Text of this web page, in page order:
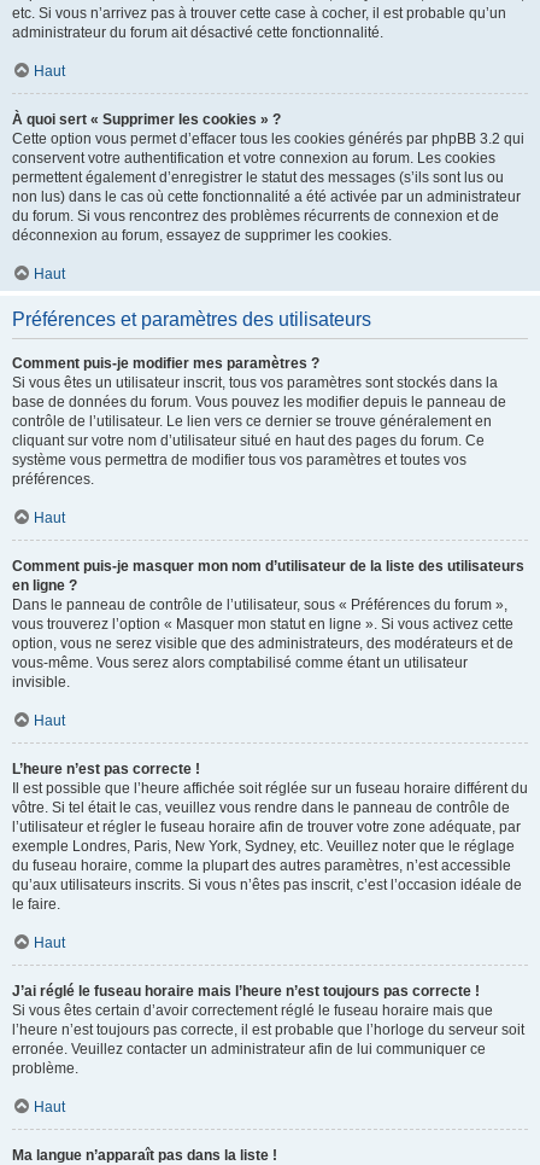
etc. Si vous n’arrivez pas à trouver cette case à cocher, il est probable qu’un
administrateur du forum ait désactivé cette fonctionnalité.
Haut
À quoi sert « Supprimer les cookies » ?
Cette option vous permet d’effacer tous les cookies générés par phpBB 3.2 qui
conservent votre authentification et votre connexion au forum. Les cookies
permettent également d’enregistrer le statut des messages (s’ils sont lus ou
non lus) dans le cas où cette fonctionnalité a été activée par un administrateur
du forum. Si vous rencontrez des problèmes récurrents de connexion et de
déconnexion au forum, essayez de supprimer les cookies.
Haut
Préférences et paramètres des utilisateurs
Comment puis-je modifier mes paramètres ?
Si vous êtes un utilisateur inscrit, tous vos paramètres sont stockés dans la
base de données du forum. Vous pouvez les modifier depuis le panneau de
contrôle de l’utilisateur. Le lien vers ce dernier se trouve généralement en
cliquant sur votre nom d’utilisateur situé en haut des pages du forum. Ce
système vous permettra de modifier tous vos paramètres et toutes vos
préférences.
Haut
Comment puis-je masquer mon nom d’utilisateur de la liste des utilisateurs
en ligne ?
Dans le panneau de contrôle de l’utilisateur, sous « Préférences du forum »,
vous trouverez l’option « Masquer mon statut en ligne ». Si vous activez cette
option, vous ne serez visible que des administrateurs, des modérateurs et de
vous-même. Vous serez alors comptabilisé comme étant un utilisateur
invisible.
Haut
L’heure n’est pas correcte !
Il est possible que l’heure affichée soit réglée sur un fuseau horaire différent du
vôtre. Si tel était le cas, veuillez vous rendre dans le panneau de contrôle de
l’utilisateur et régler le fuseau horaire afin de trouver votre zone adéquate, par
exemple Londres, Paris, New York, Sydney, etc. Veuillez noter que le réglage
du fuseau horaire, comme la plupart des autres paramètres, n’est accessible
qu’aux utilisateurs inscrits. Si vous n’êtes pas inscrit, c’est l’occasion idéale de
le faire.
Haut
J’ai réglé le fuseau horaire mais l’heure n’est toujours pas correcte !
Si vous êtes certain d’avoir correctement réglé le fuseau horaire mais que
l’heure n’est toujours pas correcte, il est probable que l’horloge du serveur soit
erronée. Veuillez contacter un administrateur afin de lui communiquer ce
problème.
Haut
Ma langue n’apparaît pas dans la liste !